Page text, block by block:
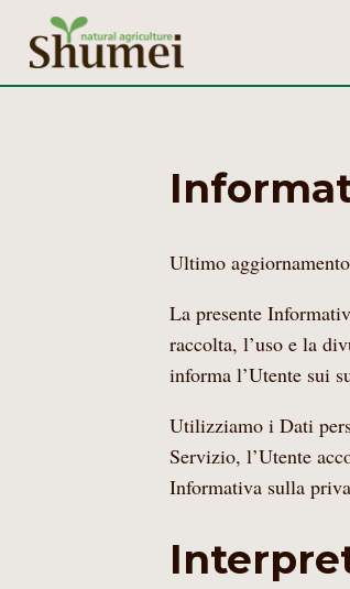
Ultimo
La presente
raccolta, l’uso e la
informa l’Utente sui
Utilizziamo i Dati
Servizio, l’Utente
Informativa sulla